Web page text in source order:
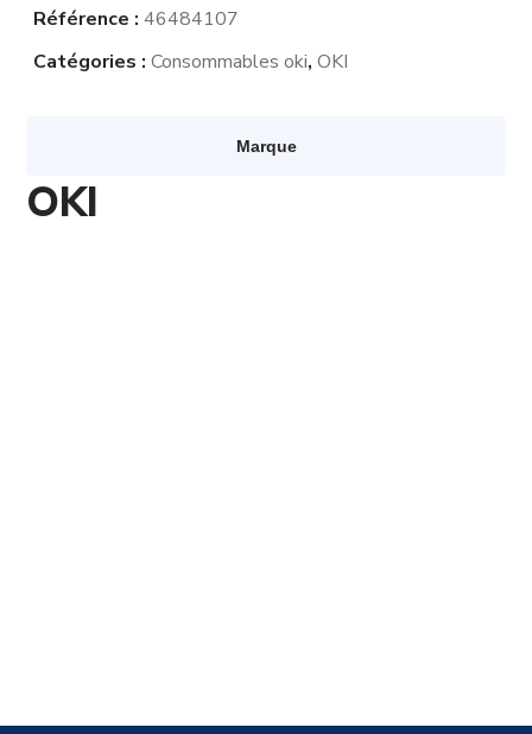
Référence :46484107
Catégories :Consommables oki,OKI
Marque
OKI